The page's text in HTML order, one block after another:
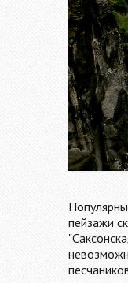
пейзажи